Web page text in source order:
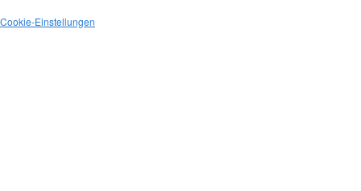
Cookie-Einstellungen